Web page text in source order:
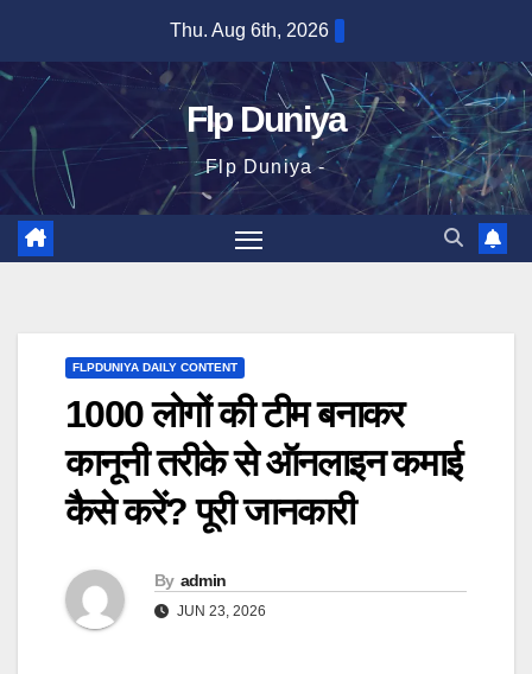
content
Thu. Aug 6th, 2026
Flp Duniya
Flp Duniya -
FLPDUNIYA DAILY CONTENT
1000 लोगों की टीम बनाकर
कानूनी तरीके से ऑनलाइन कमाई
कैसे करें? पूरी जानकारी
By admin
JUN 23, 2026